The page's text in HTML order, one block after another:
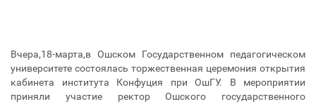
Вчера,18-марта,в Ошском Государственном педагогическом
университете состоялась торжественная церемония открытия
кабинета института Конфуция при ОшГУ. В мероприятии
приняли участие ректор Ошского государственного